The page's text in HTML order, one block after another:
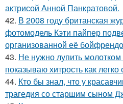
актрисой Анной Панкратовой.
42. В 2008 году британская
фотомодель Кэти пайпер
организованной её
43. Не нужно лупить
показываю хитрость как легко
44. Кто бы знал, что у
трагедия со старшим сыном